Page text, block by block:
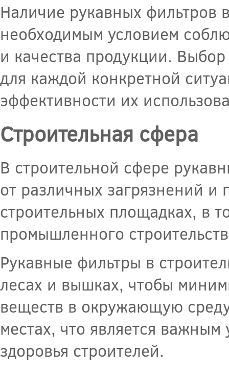
Наличие рукавных фильтров
необходимым условием
и качества продукции.
для каждой конкретной
эффективности их
Строительная сфера
В строительной сфере
от различных загрязнений
строительных площадках, в
промышленного
Рукавные фильтры в
лесах и вышках, чтобы
веществ в окружающую
местах, что является
здоровья строителей.